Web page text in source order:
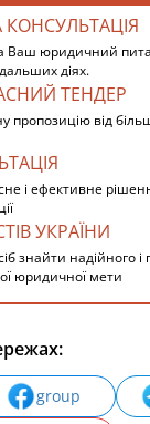
Ваш юридичний
діях.
ТЕНДЕР
пропозицію від
і ефективне
УКРАЇНИ
знайти надійного і
юридичної мети
group